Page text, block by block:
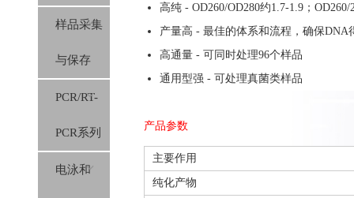
样品采集
与保存
PCR/RT-
PCR系列
电泳和
高纯 - OD260/OD280约1.7-1.9；
产量高 - 最佳的体系和流程，确保DNA
高通量 - 可同时处理96个样品
通用型强 - 可处理真菌类样品
产品参数
主要作用
纯化产物